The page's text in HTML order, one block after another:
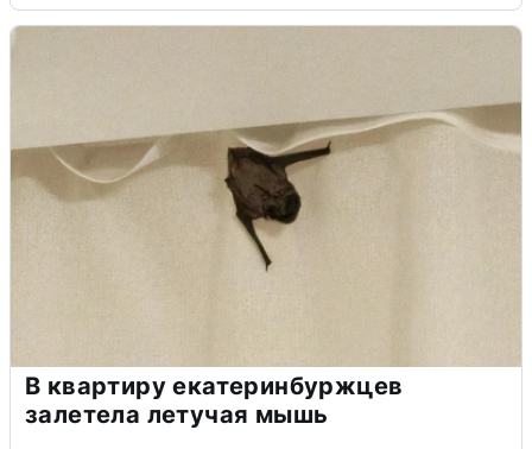
В квартиру екатеринбуржцев
залетела летучая мышь